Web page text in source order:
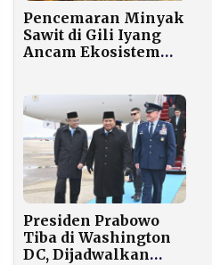
Pencemaran Minyak
Sawit di Gili Iyang
Ancam Ekosistem
Bertindak Tegas
Presiden Prabowo
Tiba di Washington
DC, Dijadwalkan